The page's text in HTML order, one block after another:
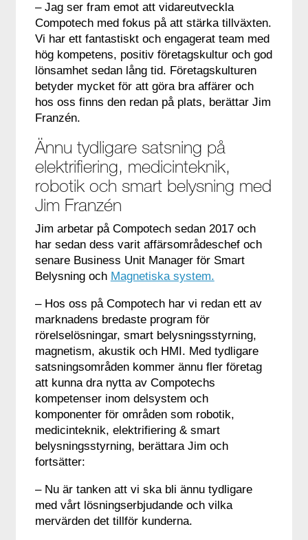
– Jag ser fram emot att vidareutveckla
Compotech med fokus på att stärka tillväxten.
Vi har ett fantastiskt och engagerat team med
hög kompetens, positiv företagskultur och god
lönsamhet sedan lång tid. Företagskulturen
betyder mycket för att göra bra affärer och
hos oss finns den redan på plats, berättar Jim
Franzén.
Ännu tydligare satsning på
elektrifiering, medicinteknik,
robotik och smart belysning med
Jim Franzén
Jim arbetar på Compotech sedan 2017 och
har sedan dess varit affärsområdeschef och
senare Business Unit Manager för Smart
Belysning och Magnetiska system.
– Hos oss på Compotech har vi redan ett av
marknadens bredaste program för
rörelselösningar, smart belysningsstyrning,
magnetism, akustik och HMI. Med tydligare
satsningsområden kommer ännu fler företag
att kunna dra nytta av Compotechs
kompetenser inom delsystem och
komponenter för områden som robotik,
medicinteknik, elektrifiering & smart
belysningsstyrning, berättara Jim och
fortsätter:
– Nu är tanken att vi ska bli ännu tydligare
med vårt lösningserbjudande och vilka
mervärden det tillför kunderna.